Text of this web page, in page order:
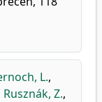
L.,
Rusznák, Z.,